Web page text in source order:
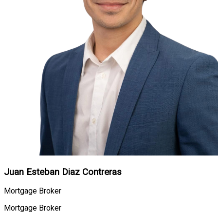
Juan Esteban Diaz Contreras
Mortgage Broker
Mortgage Broker